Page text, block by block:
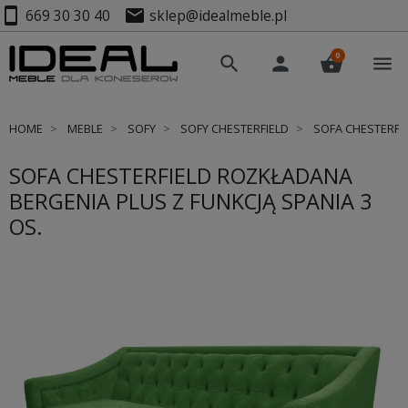
smartphone 669 30 30 40 mail sklep@idealmeble.pl
search person shopping_basket
0 menu
HOME MEBLE SOFY SOFY CHESTERFIELD SOFA
SOFA CHESTERFIELD ROZKŁADANA
BERGENIA PLUS Z FUNKCJĄ SPANIA 3
OS.